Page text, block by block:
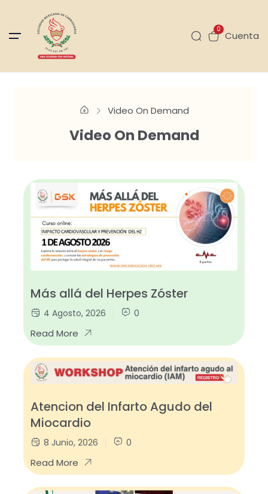
0
Cuenta
Video On Demand
Video On Demand
Más allá del Herpes Zóster
4 Agosto, 2026 0
Read More
Atencion del Infarto Agudo del
Miocardio
8 Junio, 2026 0
Read More